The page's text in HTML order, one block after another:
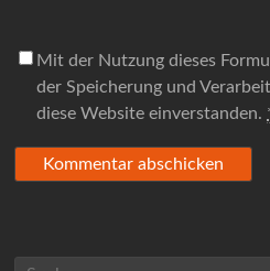
Mit der Nutzung dieses
der Speicherung und
diese Website einverstanden.